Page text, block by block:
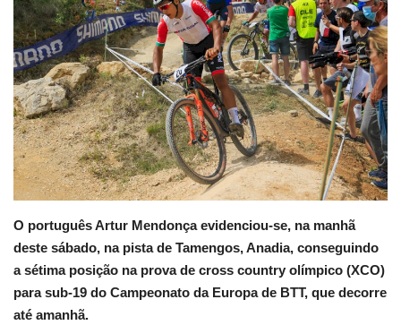
Educação
Estatuto Editorial
Saúde
Ficha técnica
Lazer
Ambiente
O português Artur Mendonça evidenciou-se, na manhã
deste sábado, na pista de Tamengos, Anadia, conseguindo
a sétima posição na prova de cross country olímpico (XCO)
para sub-19 do Campeonato da Europa de BTT, que decorre
até amanhã.